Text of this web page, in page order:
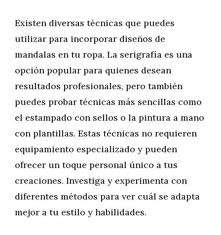
Existen diversas técnicas que puedes
utilizar para incorporar diseños de
mandalas en tu ropa. La serigrafía es una
opción popular para quienes desean
resultados profesionales, pero también
puedes probar técnicas más sencillas como
el estampado con sellos o la pintura a mano
con plantillas. Estas técnicas no requieren
equipamiento especializado y pueden
ofrecer un toque personal único a tus
creaciones. Investiga y experimenta con
diferentes métodos para ver cuál se adapta
mejor a tu estilo y habilidades.